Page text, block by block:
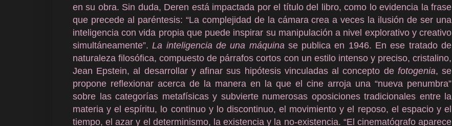
en su obra. Sin duda, Deren está impactada por el título del libro, como lo evidencia la frase
que precede al paréntesis: “La complejidad de la cámara crea a veces la ilusión de ser una
inteligencia con vida propia que puede inspirar su manipulación a nivel explorativo y creativo
simultáneamente”.La inteligencia de una máquina se publica en 1946. En ese tratado de
naturaleza filosófica, compuesto de párrafos cortos con un estilo intenso y preciso, cristalino,
Jean Epstein, al desarrollar y afinar sus hipótesis vinculadas al concepto de fotogenia, se
propone reflexionar acerca de la manera en la que el cine arroja una “nueva penumbra”
sobre las categorías metafísicas y subvierte numerosas oposiciones tradicionales entre la
materia y el espíritu, lo continuo y lo discontinuo, el movimiento y el reposo, el espacio y el
tiempo, el azar y el determinismo, la existencia y la no-existencia. “El cinematógrafo aparece